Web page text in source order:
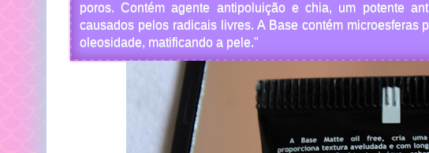
poros. Contém agente antipoluição e chia, um potente
causados pelos radicais livres. A Base contém microesferas
oleosidade, matificando a pele."